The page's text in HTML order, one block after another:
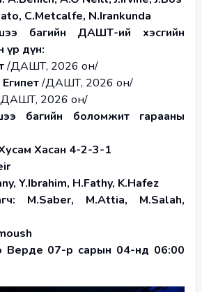
C.Metcalfe, N.Irankunda
багийн ДАШТ-ий хэсгийн
үр дүн:
/ДАШТ, 2026 он/
/ДАШТ, 2026 он/
2026 он/
багийн боломжит гарааны
Хасан 4-2-3-1
Y.Ibrahim, H.Fathy, K.Hafez
M.Saber, M.Attia, M.Salah,
Верде 07-р сарын 04-нд 06:00